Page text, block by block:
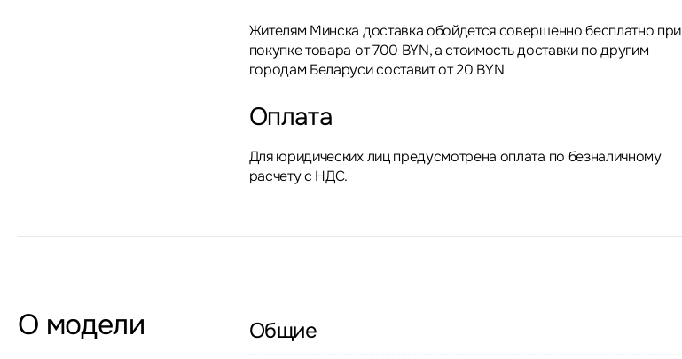
Жителям Минска доставка обойдется совершенно бесплатно при
покупке товара от 700 BYN, а стоимость доставки по другим
городам Беларуси составит от 20 BYN
Оплата
Для юридических лиц предусмотрена оплата по безналичному
расчету с НДС.
О модели Общие